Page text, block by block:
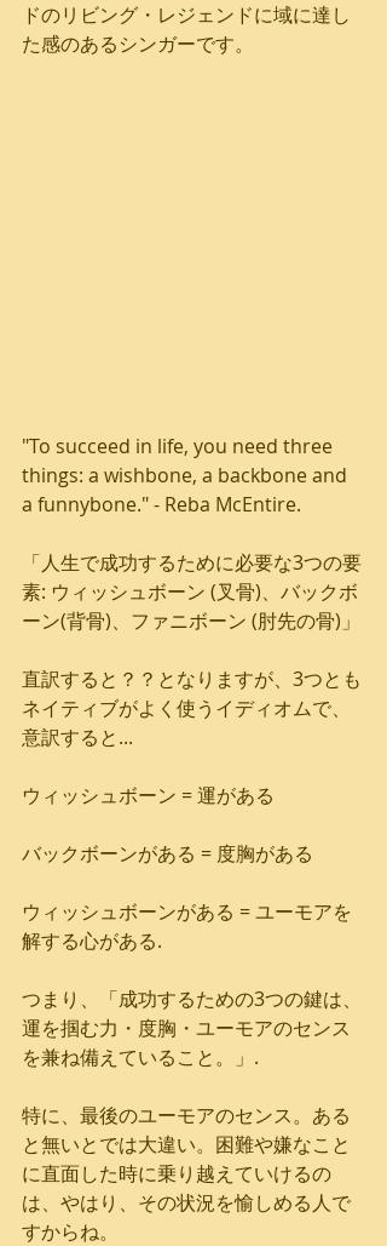
ドのリビング・レジェンドに域に達し
た感のあるシンガーです。
"To succeed in life, you need three
things: a wishbone, a backbone and
a funnybone." - Reba McEntire.
「人生で成功するために必要な3つの要
素: ウィッシュボーン (叉骨)、バックボ
ーン(背骨)、ファニボーン (肘先の骨)」
直訳すると？？となりますが、3つとも
ネイティブがよく使うイディオムで、
意訳すると...
ウィッシュボーン = 運がある
バックボーンがある = 度胸がある
ウィッシュボーンがある = ユーモアを
解する心がある.
つまり、「成功するための3つの鍵は、
運を掴む力・度胸・ユーモアのセンス
を兼ね備えていること。」.
特に、最後のユーモアのセンス。ある
と無いとでは大違い。困難や嫌なこと
に直面した時に乗り越えていけるの
は、やはり、その状況を愉しめる人で
すからね。